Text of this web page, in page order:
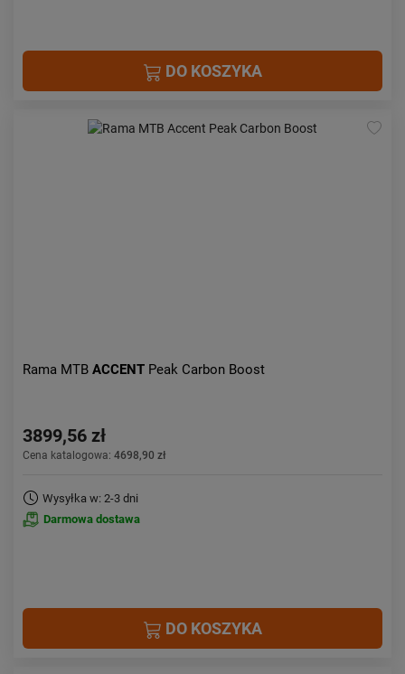
DO KOSZYKA
Rama MTB ACCENT Peak Carbon Boost
3899,56 zł
Cena katalogowa: 4698,90 zł
Wysyłka w: 2-3 dni
Darmowa dostawa
DO KOSZYKA